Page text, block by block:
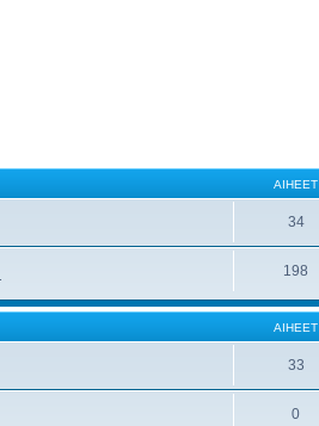
AIHEET
34
198
AIHEET
33
0